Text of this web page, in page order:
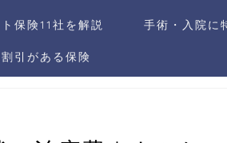
保険11社を解説 手術・入院に
引がある保険